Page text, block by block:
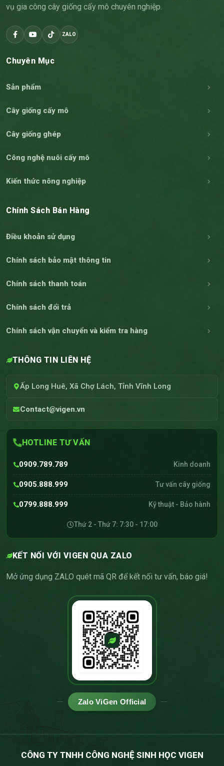
vụ gia công cây giống cấy mô chuyên nghiệp.
ZALO
Chuyên Mục
Sản phẩm
Cây giống cấy mô
Cây giống ghép
Công nghệ nuôi cấy mô
Kiến thức nông nghiệp
Chính Sách Bán Hàng
Điều khoản sử dụng
Chính sách bảo mật thông tin
Chính sách thanh toán
Chính sách đổi trả
Chính sách vận chuyển và kiểm tra hàng
THÔNG TIN LIÊN HỆ
Ấp Long Huê, Xã Chợ Lách, Tỉnh Vĩnh Long
Contact@vigen.vn
HOTLINE TƯ VẤN
0909.789.789 Kinh doanh
0905.888.999 Tư vấn cây giống
0799.888.999 Kỹ thuật - Bảo hành
Thứ 2 - Thứ 7: 7:30 - 17:00
KẾT NỐI VỚI VIGEN QUA ZALO
Mở ứng dụng ZALO quét mã QR để kết nối tư vấn, báo giá!
Zalo ViGen Official
CÔNG TY TNHH CÔNG NGHỆ SINH HỌC VIGEN